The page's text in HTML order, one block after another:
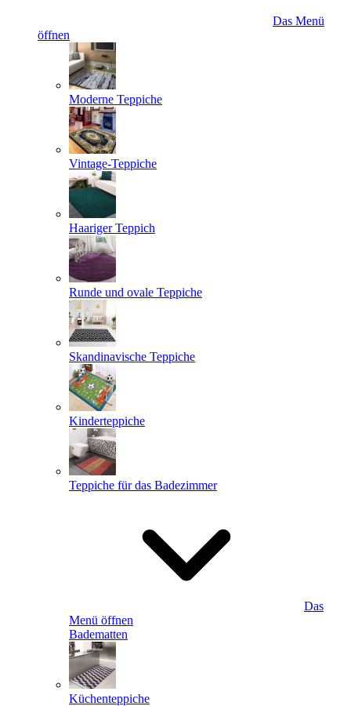
Das Menü
öffnen
Moderne Teppiche
Vintage-Teppiche
Haariger Teppich
Runde und ovale Teppiche
Skandinavische Teppiche
Kinderteppiche
Teppiche für das Badezimmer
Das
Menü öffnen
Badematten
Küchenteppiche